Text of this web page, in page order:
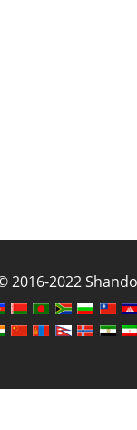
2016-2022